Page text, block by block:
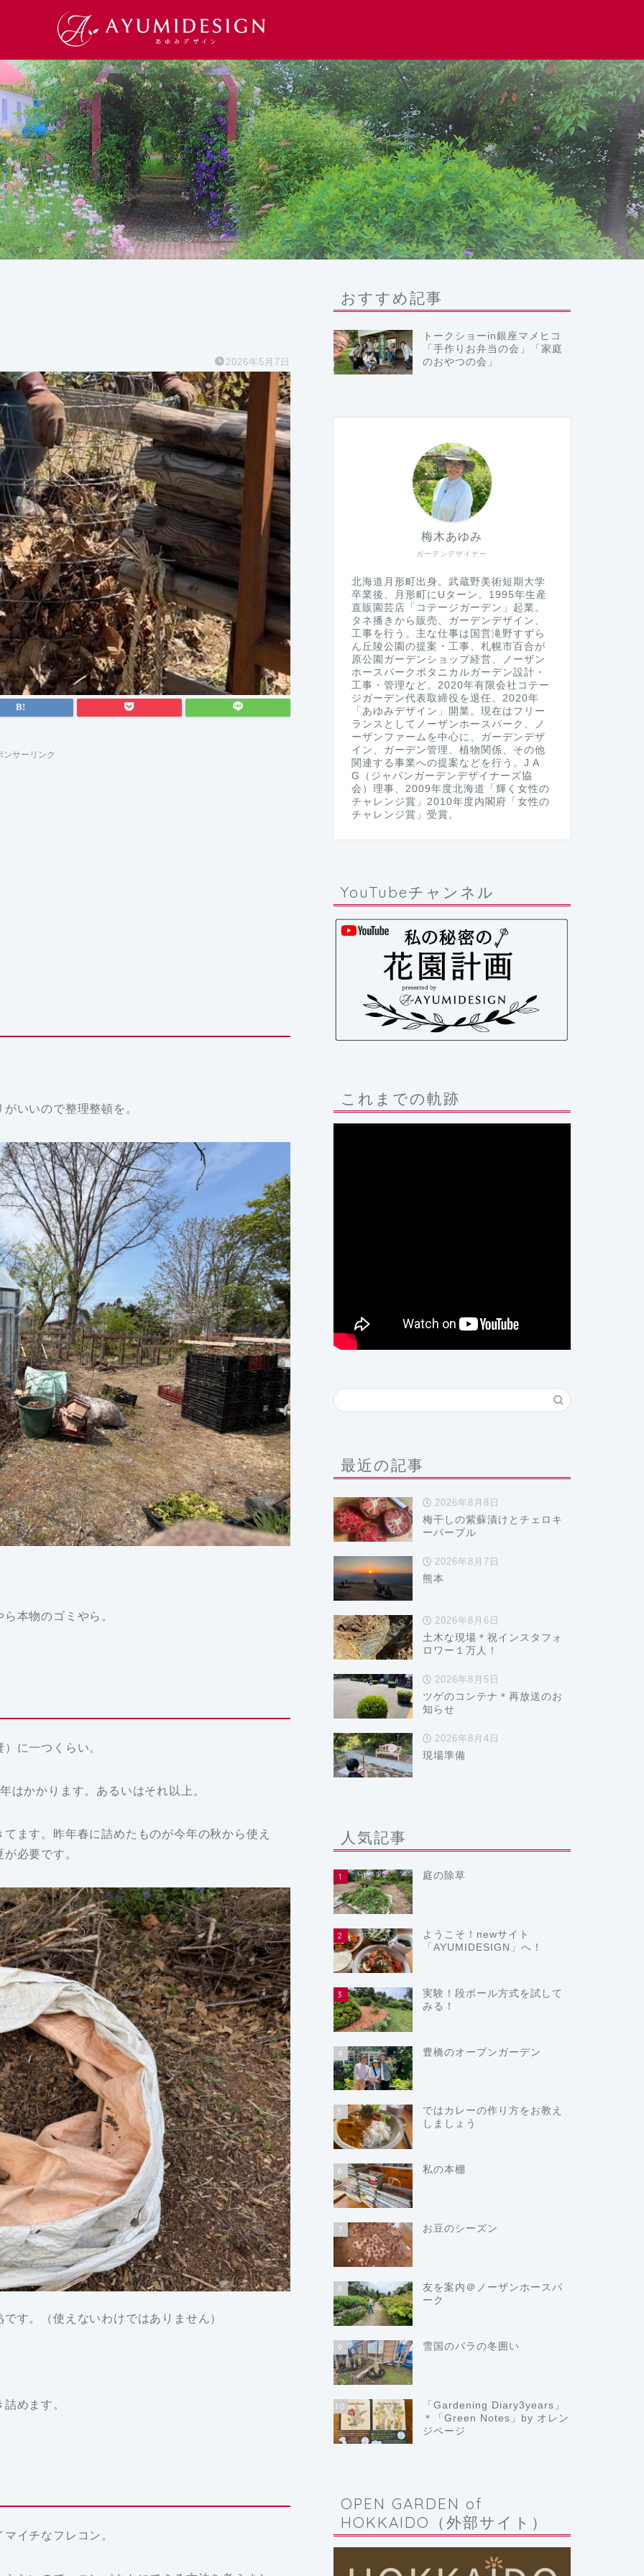
2026年5月7日
ンサーリンク
いいので整理整頓を。
本物のゴミやら。
に一つくらい。
はかかります。あるいはそれ以上。
ます。昨年春に詰めたものが今年の秋から使え
必要です。
す。（使えないわけではありません）
めます。
イチなフレコン。
おすすめ記事
トークショーin銀座マメヒコ
「手作りお弁当の会」「家庭
のおやつの会」
ガーデンデザイナー
梅木あゆみ
北海道月形町出身。武蔵野美術短期大学
卒業後、月形町にUターン。1995年生産
直販園芸店「コテージガーデン」起業。
タネ播きから販売、ガーデンデザイン、
工事を行う。主な仕事は国営滝野すずら
ん丘陵公園の提案・工事、札幌市百合が
原公園ガーデンショップ経営、ノーザン
ホースパークボタニカルガーデン設計・
工事・管理など。2020年有限会社コテー
ジガーデン代表取締役を退任。2020年
「あゆみデザイン」開業。現在はフリー
ランスとしてノーザンホースパーク、ノ
ーザンファームを中心に、ガーデンデザ
イン、ガーデン管理、植物関係、その他
関連する事業への提案などを行う。J A
G（ジャパンガーデンデザイナーズ協
会）理事、2009年度北海道「輝く女性の
チャレンジ賞」2010年度内閣府「女性の
チャレンジ賞」受賞。
YouTubeチャンネル
これまでの軌跡
最近の記事
2026年8月8日
梅干しの紫蘇漬けとチェロキ
ーパープル
2026年8月7日
熊本
2026年8月6日
土木な現場＊祝インスタフォ
ロワー１万人！
2026年8月5日
ツゲのコンテナ＊再放送のお
知らせ
2026年8月4日
現場準備
人気記事
1 庭の除草
2
ようこそ！newサイト
「AYUMIDESIGN」へ！
3
実験！段ボール方式を試して
みる！
4 豊橋のオープンガーデン
5
ではカレーの作り方をお教え
しましょう
6 私の本棚
7 お豆のシーズン
8
友を案内＠ノーザンホースパ
ーク
9 雪国のバラの冬囲い
10
「Gardening Diary3years」
＊「Green Notes」by オレン
ジページ
OPEN GARDEN of
HOKKAIDO（外部サイト）